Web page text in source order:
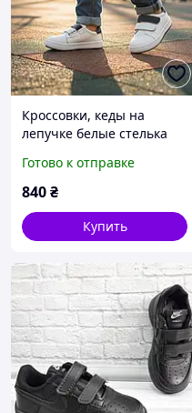
Кроссовки, кеды на
лепучке белые стелька
для мальчика Размер 28-
29
Готово к отправке
840₴
Купить